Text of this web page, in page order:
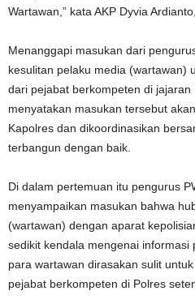
Wartawan,” kata AKP Dyvia
Menanggapi masukan dari
kesulitan pelaku media (wartawan)
dari pejabat berkompeten di jajaran
menyatakan masukan tersebut
Kapolres dan dikoordinasikan
terbangun dengan baik.
Di dalam pertemuan itu pengurus
menyampaikan masukan bahwa
(wartawan) dengan aparat
sedikit kendala mengenai informasi
para wartawan dirasakan sulit
pejabat berkompeten di Polres